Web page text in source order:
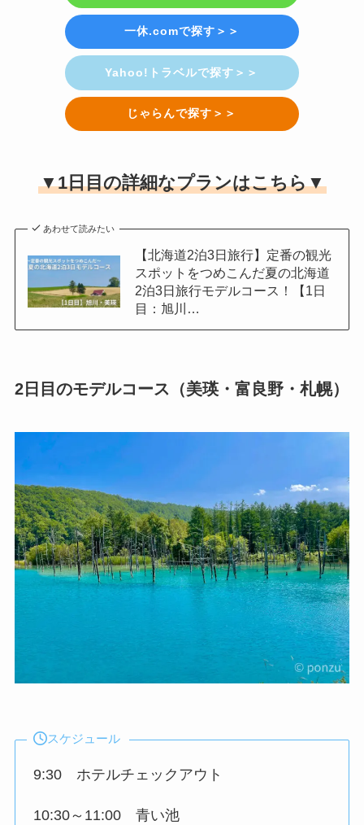
一休.comで探す＞＞
Yahoo!トラベルで探す＞＞
じゃらんで探す＞＞
▼1日目の詳細なプランはこちら▼
あわせて読みたい
【北海道2泊3日旅行】定番の観光
スポットをつめこんだ夏の北海道
2泊3日旅行モデルコース！【1日
目：旭川…
2日目のモデルコース（美瑛・富良野・札幌）
スケジュール
9:30 ホテルチェックアウト
10:30～11:00 青い池